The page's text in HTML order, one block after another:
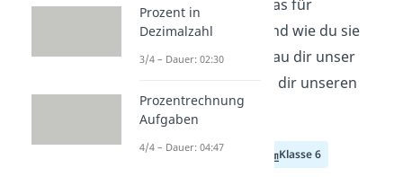
Du möchtest wissen, was für
Flächenmaßees gibt und wie du sie
umrechnest? Dann
schau dir unser
lies dir unseren
Beitrag dazu durch.
Klasse 4 Klasse 5 Klasse 6
Prozent in
Dezimalzahl
3/4 – Dauer: 02:30
Prozentrechnung
Aufgaben
4/4 – Dauer: 04:47